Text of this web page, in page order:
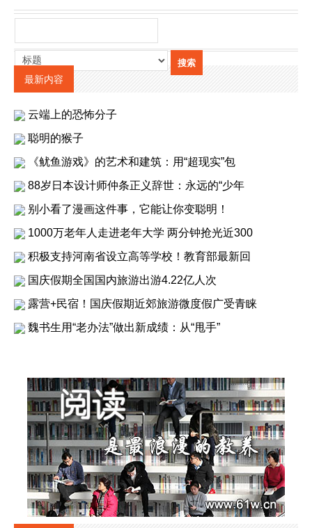
最新内容
云端上的恐怖分子
聪明的猴子
《鱿鱼游戏》的艺术和建筑：用“超现实”包
88岁日本设计师仲条正义辞世：永远的“少年
别小看了漫画这件事，它能让你变聪明！
1000万老年人走进老年大学 两分钟抢光近300
积极支持河南省设立高等学校！教育部最新回
国庆假期全国国内旅游出游4.22亿人次
露营+民宿！国庆假期近郊旅游微度假广受青睐
魏书生用“老办法”做出新成绩：从“甩手”